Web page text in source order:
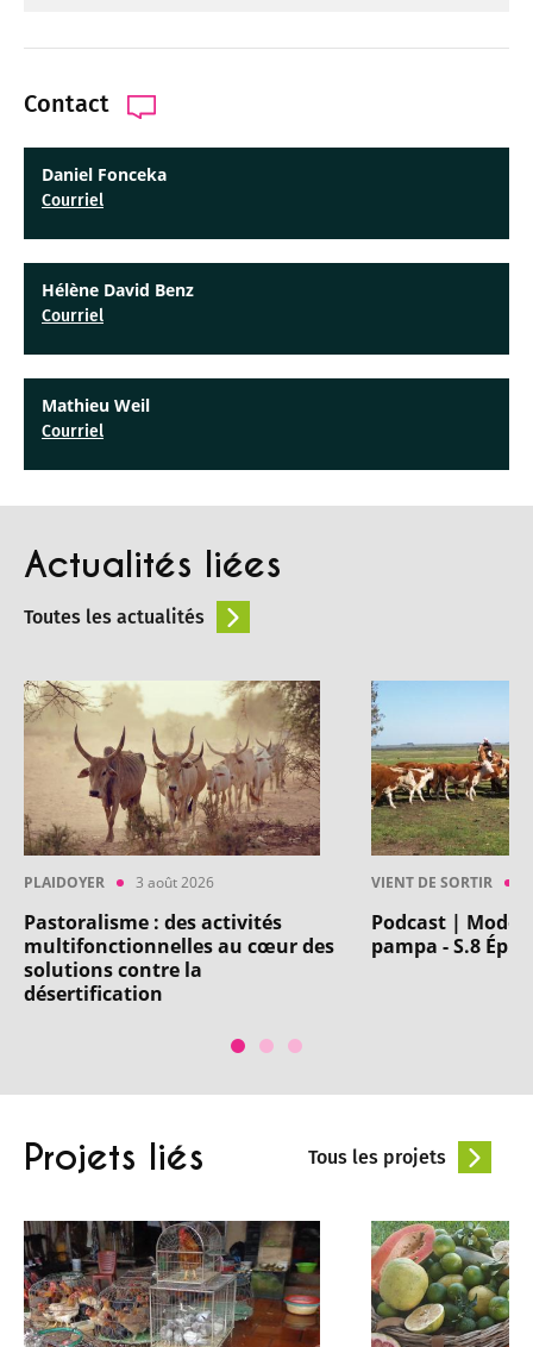
Contact
Daniel Fonceka
Courriel
Hélène David Benz
Courriel
Mathieu Weil
Courriel
Actualités liées
Toutes les actualités
PLAIDOYER 3 août 2026
Pastoralisme : des activités
multifonctionnelles au cœur des
solutions contre la
désertification
VIENT DE SORTIR
Podcast |
pampa - S.8 Ép. 5
Projets liés Tous les projets